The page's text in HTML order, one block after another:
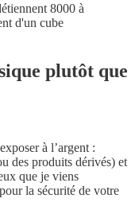
8000 à
d'un cube
plutôt que
à l’argent :
des produits dérivés) et
que je viens
la sécurité de votre